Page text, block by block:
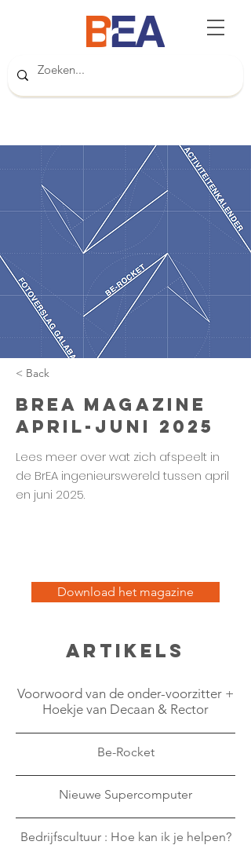
< Back
BrEA Magazine
april-juni 2025
Lees meer over wat zich afspeelt in
de BrEA ingenieurswereld tussen april
en juni 2025.
Download het magazine
Artikels
Voorwoord van de onder-voorzitter +
Hoekje van Decaan & Rector
Be-Rocket
Nieuwe Supercomputer
Bedrijfscultuur : Hoe kan ik je helpen?